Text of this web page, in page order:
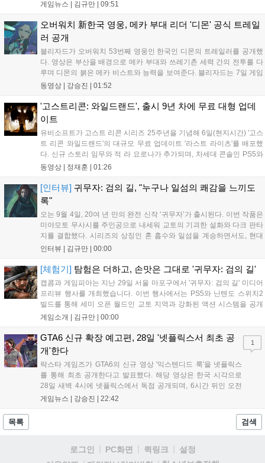
15,000원에 판매 중이다. 캐리언 시티를 배경으로 연쇄살인 사건을 추적
통해 밀도 높은 공포를 선사한다....
게임뉴스 | 김규만 09:51
오버워치 新한국 영웅, 메카 부대 리더 '디몬' 공식 트레일
러 공개
블리자드가 오버워치 53번째 영웅인 한국인 디몬의 트레일러를 공개했
다. 영상은 부산을 배경으로 메카 부대와 쓰레기촌 세력 간의 전투를 다
루며 디몬의 붉은 메카 비스트와 능력을 보여준다. 블리자드는 7일 게임
플레이 영상 공개를 시작으로 10일 시즌4 트레일러를 선보이며, 11일 시
론의 대립이 본격화될 전망이다....
동영상 | 강승진 01:52
'고스트리콘: 와일드랜드', 출시 9년 차에 무료 대형 업데
이트
유비소프트가 고스트 리콘 시리즈 25주년을 기념해 6일(현지시간) '고스
트 리콘 와일드랜드'의 대규모 무료 업데이트 '라스트 라이츠'를 배포했
다. 신규 스토리 임무와 적 라 요로나가 추가되며, 차세대 콘솔인 PS5와
Xbox Series X|S에서 4K 60FPS를 지원한다. 또한 편의성 개선과 함께
리를 제공한다....
동영상 | 정재훈 01:26
[인터뷰] 귀무자: 검의 길, "누구나 일섬의 쾌감을 느끼도
록"
오는 9월 4일, 20여 년 만의 완전 신작 ‘귀무자’가 출시된다. 이번 작품은
미야모토 무사시를 주인공으로 내세워 교토의 기괴한 설화와 다크 판타
지를 결합했다. 시리즈의 상징인 혼 흡수와 일섬을 계승하면서도, 현대
적인 검극 액션과 '무너뜨리기 일섬'을 더해 전투의 깊이를 더했다. 개발
하고자 했으며, 실제 검술 전문가의 모션 캡처를 통해 리얼리티를 극대
화했다. 세계관을 새롭게 재구성한 이번 신작은 기존 시리즈와 설정은
다르지만, 특유의 통쾌한 손맛과 다크 판타지 분위기를 충실히 담아내어
시리즈 팬과 신규 이용자 모두에게 새로운 재미를 선사할 예정이다....
인터뷰 | 김규만 00:00
[체험기] 탐험은 더하고, 손맛은 그대로 '귀무자: 검의 길'
캡콤과 게임피아는 지난 29일 서울 마포구에서 '귀무자: 검의 길' 미디어
프리뷰 행사를 개최했습니다. 이번 행사에서는 PS5와 닌텐도 스위치2
빌드를 통해 세미 오픈 월드인 교토 지역과 강화된 액션 시스템을 공개
했습니다. 주인공 미야모토 무사시가 오니를 정화하는 과정을 담았으며,
탄탄한 게임성을 선보여 기대감을 높였습니다....
게임소개 | 김규만 00:00
GTA6 신규 확장 예고편, 28일 '넷플릭스서 최초 공
개'한다
락스타 게임즈가 GTA6의 신규 영상 '익스텐디드 룩'을 넷플릭스
를 통해 최초 공개한다고 발표했다. 해당 영상은 한국 시각으로
28일 새벽 4시에 넷플릭스에서 독점 공개되며, 6시간 뒤인 오전
10시부터 공식 유튜브와 홈페이지에서도 확인할 수 있다. 기존보
이례적인 협업이 향후 게임 마케팅 방식에 어떤 변화를 가져올지
게임뉴스 | 강승진 22:42
1
목록 검색
로그인 PC화면 퀵링크
설정